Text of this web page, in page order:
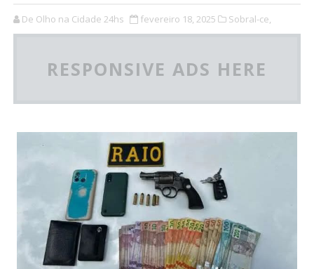
De Olho na Cidade 24hs fevereiro 18, 2025 Sobral-ce,
RESPONSIVE ADS HERE